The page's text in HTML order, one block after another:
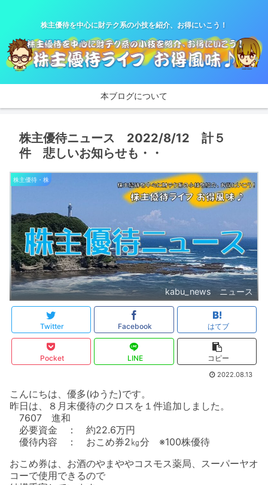
株主優待を中心に財テク系の小技を紹介、お得にいこう！
本ブログについて
株主優待ニュース 2022/8/12 計５
件 悲しいお知らせも・・
株主優待・株
kabu_news ニュース
Twitter Facebook はてブ
Pocket LINE コピー
2022.08.13
こんにちは、優多(ゆうた)です。
昨日は、８月末優待のクロスを１件追加しました。
7607 進和
必要資金 ： 約22.6万円
優待内容 ： おこめ券2㎏分 ※100株優待
おこめ券は、お酒のやまややコスモス薬局、スーパーヤオ
コーで使用できるので